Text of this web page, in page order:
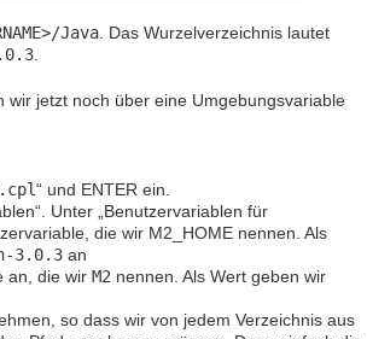
Java . Das Wurzelverzeichnis lautet
wir jetzt noch über eine Umgebungsvariable
“ und ENTER ein.
Unter „Benutzervariablen für
die wir M2_HOME nennen. Als
3.0.3 an
an, die wir M2 nennen. Als Wert geben wir
so dass wir von jedem Verzeichnis aus